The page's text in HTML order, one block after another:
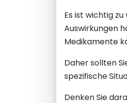
Es ist wichtig
Auswirkungen
Medikamente
Daher sollten
spezifische
Denken Sie